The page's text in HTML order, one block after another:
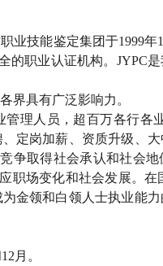
业技能鉴定集团于1999年
的职业认证机构。JYPC
界具有广泛影响力。
理人员，超百万各行各
定岗加薪、资质升级、
争取得社会承认和社会
职场变化和社会发展。
金领和白领人士执业能
月。